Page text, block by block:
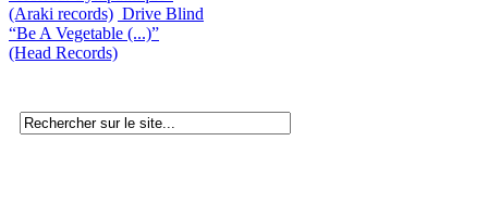
(Araki records) Drive Blind
“Be A Vegetable (...)”
(Head Records)